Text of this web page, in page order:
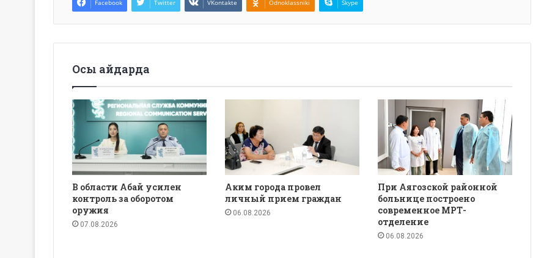
Facebook Twitter VKontakte Odnoklassniki Skype
Осы айдарда
В области Абай усилен
контроль за оборотом
оружия
07.08.2026
Аким города провел
личный прием граждан
06.08.2026
При Аягозской районной
больнице построено
современное МРТ-
отделение
06.08.2026